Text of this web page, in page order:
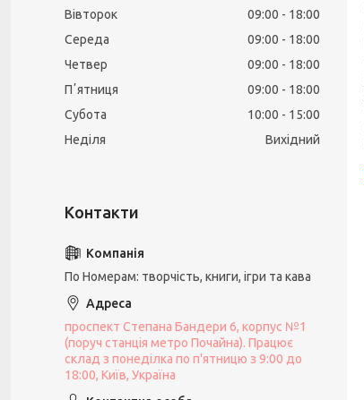
Вівторок
09:00
18:00
Середа
09:00
18:00
Четвер
09:00
18:00
Пʼятниця
09:00
18:00
Субота
10:00
15:00
Неділя
Вихідний
По Номерам: творчість, книги, ігри та кава
проспект Степана Бандери 6, корпус №1
(поруч станція метро Почайна). Працює
склад з понеділка по п'ятницю з 9:00 до
18:00, Київ, Україна